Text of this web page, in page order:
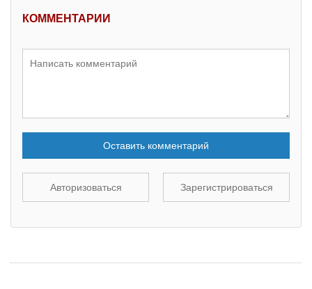
КОММЕНТАРИИ
Оставить комментарий
Авторизоваться Зарегистрироваться